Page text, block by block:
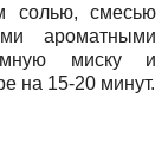
солью, смесью
ароматными
миску и
на 15-20 минут.